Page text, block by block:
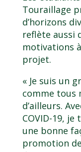
Touraillage
d’horizons
reflète aussi
motivations
projet.
« Je suis un
comme tous
d’ailleurs.
COVID-19, je
une bonne
promotion